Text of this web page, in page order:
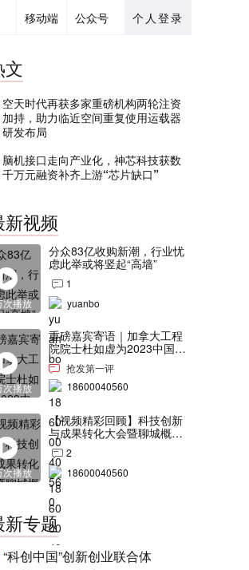
个人登录
公众号
移动端
文
空天时代再获多家重磅机构两轮注资
加持，助力临近空间重复使用运载器
研发布局
脑机接口走向产业化，神芯科技获数
千万元融资补齐上游“芯片缺口”
新视频
次播放
分众83亿收购新潮，行业忧
虑此举或将竖起“高墙”
1
yuanbo
次播放
重磅嘉宾寄语｜加拿大工程
院院士杜如虚为2023中国创
交会打Call！
抢发第一评
18600040560
次播放
【视频精彩回顾】科技创新
与成果转化大会暨聊城概念
验证中心合作签约仪式
2
18600040560
新专题
“科创中国”创新创业联合体